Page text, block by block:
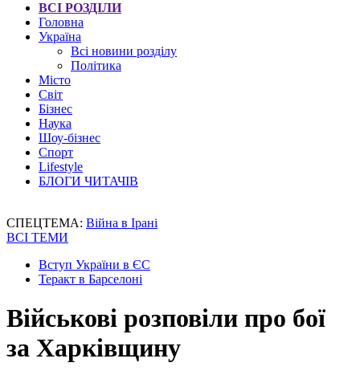
ВСІ РОЗДІЛИ
Головна
Україна
Всі новини розділу
Політика
Місто
Світ
Бізнес
Наука
Шоу-бізнес
Спорт
Lifestyle
БЛОГИ ЧИТАЧІВ
СПЕЦТЕМА: Війна в Ірані
ВСІ ТЕМИ
Вступ України в ЄС
Теракт в Барселоні
Військові розповіли про бої
за Харківщину